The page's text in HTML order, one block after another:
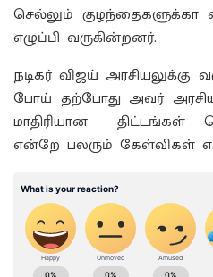
செல்லும் குழந்தைகளுக்கா
எழுப்பி வருகின்றனர்.
நடிகர் விஜய்
போய் தற்போது அவர்
மாதிரியான திட்டங்கள்
என்றே பலரும் கேள்விகள்